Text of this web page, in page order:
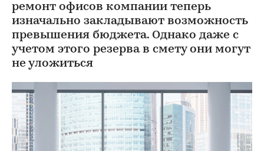
ремонт офисов компании теперь
изначально закладывают возможность
превышения бюджета. Однако даже с
учетом этого резерва в смету они могут
не уложиться